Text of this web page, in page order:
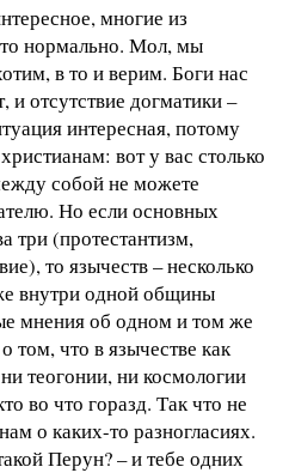
многие из
нормально. Мол, мы
в то и верим. Боги нас
отсутствие догматики –
интересная, потому
вот у вас столько
собой не можете
Но если основных
три (протестантизм,
то язычеств – несколько
внутри одной общины
мнения об одном и том же
что в язычестве как
теогонии, ни космологии
во что горазд. Так что не
о каких-то разногласиях.
Перун? – и тебе одних